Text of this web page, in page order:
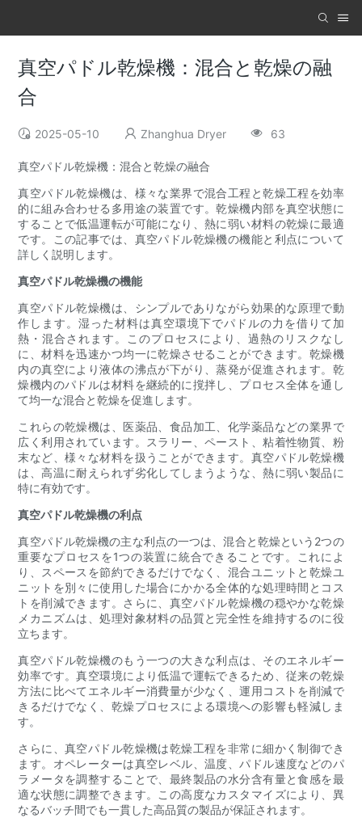
真空パドル乾燥機：混合と乾燥の融
合
2025-05-10 Zhanghua Dryer 63
真空パドル乾燥機：混合と乾燥の融合
真空パドル乾燥機は、様々な業界で混合工程と乾燥工程を効率
的に組み合わせる多用途の装置です。乾燥機内部を真空状態に
することで低温運転が可能になり、熱に弱い材料の乾燥に最適
です。この記事では、真空パドル乾燥機の機能と利点について
詳しく説明します。
真空パドル乾燥機の機能
真空パドル乾燥機は、シンプルでありながら効果的な原理で動
作します。湿った材料は真空環境下でパドルの力を借りて加
熱・混合されます。このプロセスにより、過熱のリスクなし
に、材料を迅速かつ均一に乾燥させることができます。乾燥機
内の真空により液体の沸点が下がり、蒸発が促進されます。乾
燥機内のパドルは材料を継続的に撹拌し、プロセス全体を通し
て均一な混合と乾燥を促進します。
これらの乾燥機は、医薬品、食品加工、化学薬品などの業界で
広く利用されています。スラリー、ペースト、粘着性物質、粉
末など、様々な材料を扱うことができます。真空パドル乾燥機
は、高温に耐えられず劣化してしまうような、熱に弱い製品に
特に有効です。
真空パドル乾燥機の利点
真空パドル乾燥機の主な利点の一つは、混合と乾燥という2つの
重要なプロセスを1つの装置に統合できることです。これによ
り、スペースを節約できるだけでなく、混合ユニットと乾燥ユ
ニットを別々に使用した場合にかかる全体的な処理時間とコス
トを削減できます。さらに、真空パドル乾燥機の穏やかな乾燥
メカニズムは、処理対象材料の品質と完全性を維持するのに役
立ちます。
真空パドル乾燥機のもう一つの大きな利点は、そのエネルギー
効率です。真空環境により低温で運転できるため、従来の乾燥
方法に比べてエネルギー消費量が少なく、運用コストを削減で
きるだけでなく、乾燥プロセスによる環境への影響も軽減しま
す。
さらに、真空パドル乾燥機は乾燥工程を非常に細かく制御でき
ます。オペレーターは真空レベル、温度、パドル速度などのパ
ラメータを調整することで、最終製品の水分含有量と食感を最
適な状態に調整できます。この高度なカスタマイズにより、異
なるバッチ間でも一貫した高品質の製品が保証されます。